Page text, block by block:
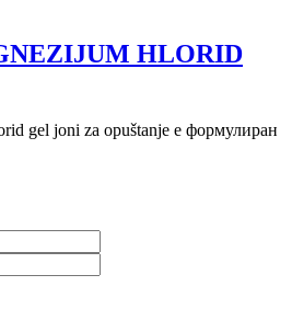
HLORID
gel joni za opuštanje е формулиран